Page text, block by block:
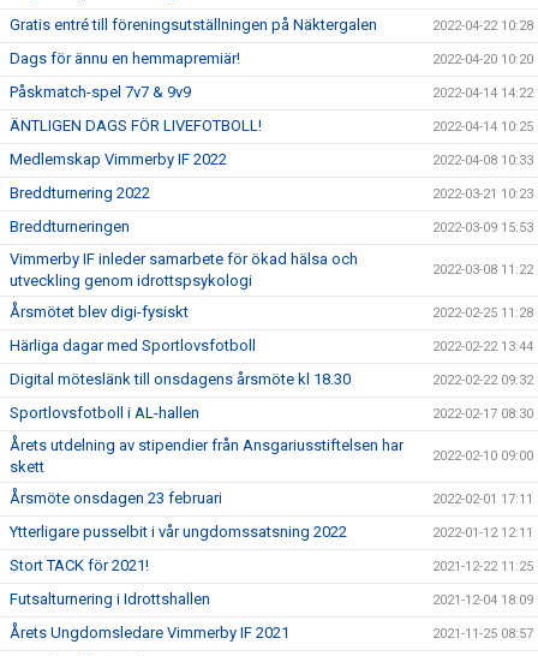
Gratis entré till föreningsutställningen på Näktergalen 2022-04-22 10:28
Dags för ännu en hemmapremiär! 2022-04-20 10:20
Påskmatch-spel 7v7 & 9v9 2022-04-14 14:22
ÄNTLIGEN DAGS FÖR LIVEFOTBOLL! 2022-04-14 10:25
Medlemskap Vimmerby IF 2022 2022-04-08 10:33
Breddturnering 2022 2022-03-21 10:23
Breddturneringen 2022-03-09 15:53
Vimmerby IF inleder samarbete för ökad hälsa och
utveckling genom idrottspsykologi
2022-03-08 11:22
Årsmötet blev digi-fysiskt 2022-02-25 11:28
Härliga dagar med Sportlovsfotboll 2022-02-22 13:44
Digital möteslänk till onsdagens årsmöte kl 18.30 2022-02-22 09:32
Sportlovsfotboll i AL-hallen 2022-02-17 08:30
Årets utdelning av stipendier från Ansgariusstiftelsen har
skett
2022-02-10 09:00
Årsmöte onsdagen 23 februari 2022-02-01 17:11
Ytterligare pusselbit i vår ungdomssatsning 2022 2022-01-12 12:11
Stort TACK för 2021! 2021-12-22 11:25
Futsalturnering i Idrottshallen 2021-12-04 18:09
Årets Ungdomsledare Vimmerby IF 2021 2021-11-25 08:57